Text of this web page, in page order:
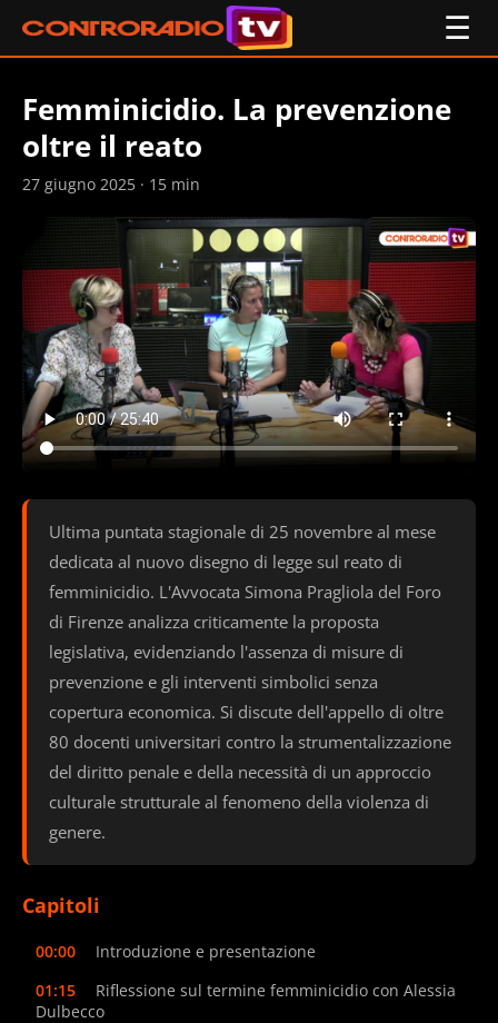
☰
Femminicidio. La prevenzione
oltre il reato
27 giugno 2025 · 15 min
Ultima puntata stagionale di 25 novembre al mese
dedicata al nuovo disegno di legge sul reato di
femminicidio. L'Avvocata Simona Pragliola del Foro
di Firenze analizza criticamente la proposta
legislativa, evidenziando l'assenza di misure di
prevenzione e gli interventi simbolici senza
copertura economica. Si discute dell'appello di oltre
80 docenti universitari contro la strumentalizzazione
del diritto penale e della necessità di un approccio
culturale strutturale al fenomeno della violenza di
genere.
Capitoli
00:00
Introduzione e presentazione
01:15
Riflessione sul termine femminicidio con Alessia
Dulbecco